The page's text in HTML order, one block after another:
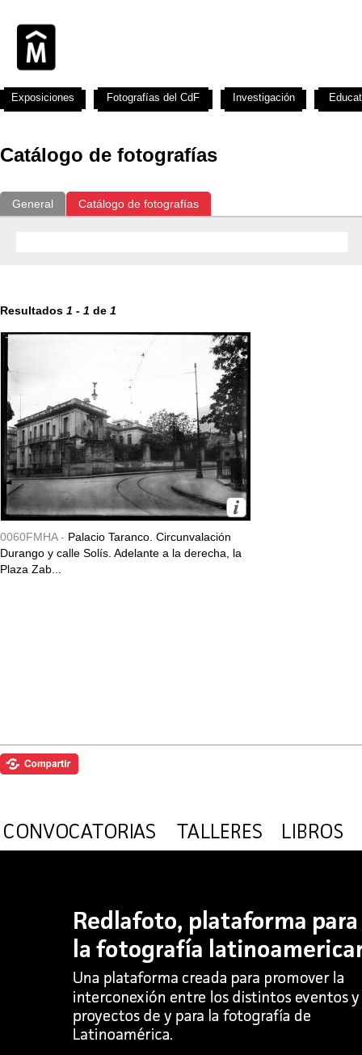
Catálogo de fotografías
General Catálogo de fotografías
Resultados 1 - 1 de 1
0060FMHA - Palacio Taranco. Circunvalación
Durango y calle Solís. Adelante a la derecha, la
Plaza Zab...
Exposiciones Fotografías del CdF Investigación